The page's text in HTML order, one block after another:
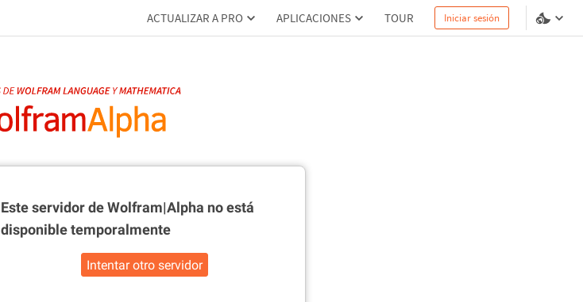
ACTUALIZAR A PRO APLICACIONES TOUR Iniciar sesión
Este servidor de Wolfram|Alpha no está
disponible temporalmente
Intentar otro servidor